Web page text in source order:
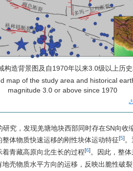
构造背景图及自1970年以来3.0级以上历
map of the study area and historical
magnitude 3.0 or above since 1970
究，发现羌塘地块西部同时存在SN向收
体物质快速运移的刚性块体运动特征[5]
青藏高原向北生长的过程[6]。因此，整
壳物质水平方向的运移，反映出脆性破